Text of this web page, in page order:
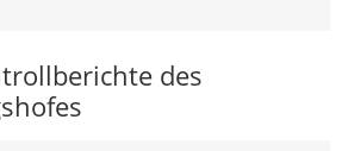
des